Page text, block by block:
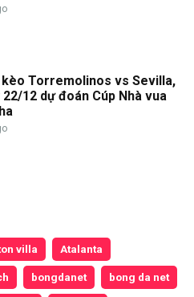
kèo Torremolinos vs Sevilla,
12 dự đoán Cúp Nhà vua
villa Atalanta
bongdanet bong da net